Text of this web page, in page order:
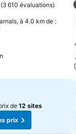
(3 610 évaluations)
à 4.0 km de :
de12 sites
prix